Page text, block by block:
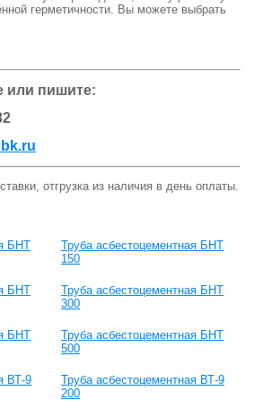
герметичности. Вы можете выбрать
или пишите:
отгрузка из наличия в день оплаты.
БНТ
Труба асбестоцементная БНТ
150
БНТ
Труба асбестоцементная БНТ
300
БНТ
Труба асбестоцементная БНТ
500
ВТ-9
Труба асбестоцементная ВТ-9
200